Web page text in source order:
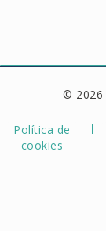
© 2026
Política de
cookies